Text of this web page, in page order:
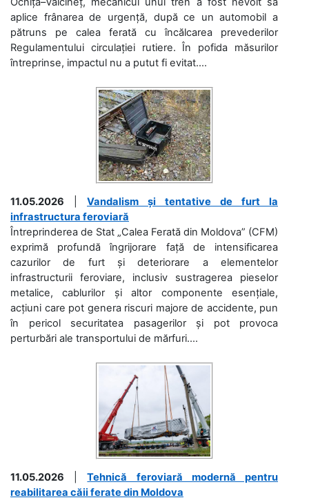
aplice frânarea de urgență, după ce un automobil a
pătruns pe calea ferată cu încălcarea prevederilor
Regulamentului circulației rutiere. În pofida măsurilor
întreprinse, impactul nu a putut fi evitat....
11.05.2026
Vandalism și tentative de furt la
infrastructura feroviară
Întreprinderea de Stat „Calea Ferată din Moldova” (CFM)
exprimă profundă îngrijorare față de intensificarea
cazurilor de furt și deteriorare a elementelor
infrastructurii feroviare, inclusiv sustragerea pieselor
metalice, cablurilor și altor componente esențiale,
acțiuni care pot genera riscuri majore de accidente, pun
în pericol securitatea pasagerilor și pot provoca
perturbări ale transportului de mărfuri....
11.05.2026 |Tehnică feroviară modernă pentru
reabilitarea căii ferate din Moldova